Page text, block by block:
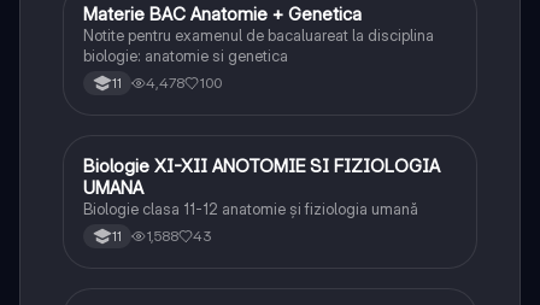
Biologie
Materie BAC Anatomie + Genetica
Notite pentru examenul de bacaluareat la disciplina
biologie: anatomie si genetica
11 4,478 100
Biologie
Biologie XI-XII ANOTOMIE SI FIZIOLOGIA
UMANA
Biologie clasa 11-12 anatomie și fiziologia umană
11 1,588 43